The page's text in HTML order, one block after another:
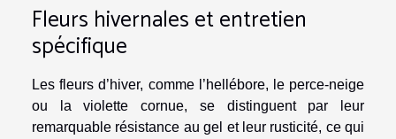
Fleurs hivernales et entretien
spécifique
Les fleurs d’hiver, comme l’hellébore, le perce-neige
ou la violette cornue, se distinguent par leur
remarquable résistance au gel et leur rusticité, ce qui